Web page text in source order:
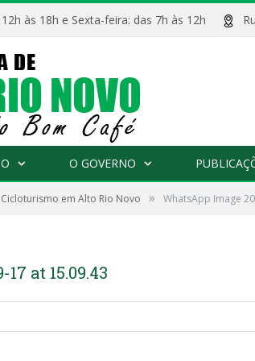
às 18h e Sexta-feira: das 7h às 12h
O GOVERNO
Cicloturismo em Alto Rio Novo » WhatsApp Image
at 15.09.43